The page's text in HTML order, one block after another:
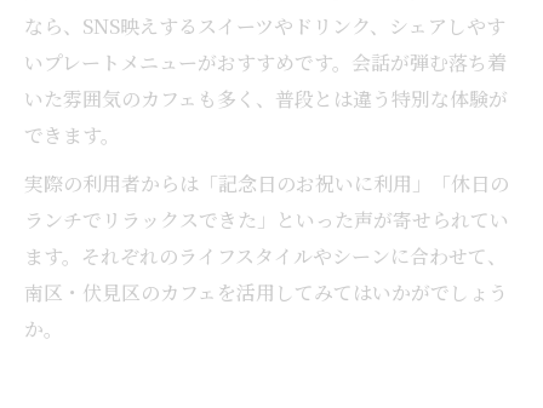
なら、SNS映えするスイーツやドリンク、シェアしやす
いプレートメニューがおすすめです。会話が弾む落ち着
いた雰囲気のカフェも多く、普段とは違う特別な体験が
できます。
実際の利用者からは「記念日のお祝いに利用」「休日の
ランチでリラックスできた」といった声が寄せられてい
ます。それぞれのライフスタイルやシーンに合わせて、
南区・伏見区のカフェを活用してみてはいかがでしょう
か。